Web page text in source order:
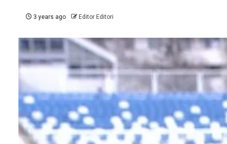
3 years ago Editor Editori